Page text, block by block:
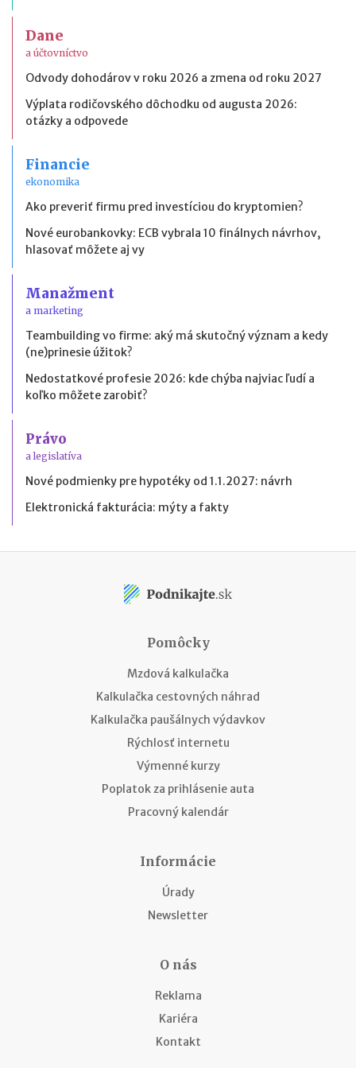
Dane
a účtovníctvo
Odvody dohodárov v roku 2026 a zmena od roku 2027
Výplata rodičovského dôchodku od augusta 2026:
otázky a odpovede
Financie
ekonomika
Ako preveriť firmu pred investíciou do kryptomien?
Nové eurobankovky: ECB vybrala 10 finálnych návrhov,
hlasovať môžete aj vy
Manažment
a marketing
Teambuilding vo firme: aký má skutočný význam a kedy
(ne)prinesie úžitok?
Nedostatkové profesie 2026: kde chýba najviac ľudí a
koľko môžete zarobiť?
Právo
a legislatíva
Nové podmienky pre hypotéky od 1.1.2027: návrh
Elektronická fakturácia: mýty a fakty
Pomôcky
Mzdová kalkulačka
Kalkulačka cestovných náhrad
Kalkulačka paušálnych výdavkov
Rýchlosť internetu
Výmenné kurzy
Poplatok za prihlásenie auta
Pracovný kalendár
Informácie
Úrady
Newsletter
O nás
Reklama
Kariéra
Kontakt